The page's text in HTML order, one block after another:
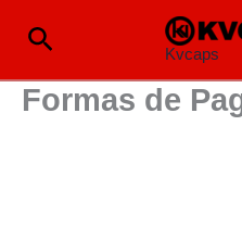
para
conteúdo
Pesquisar
Kvcaps
Formas de